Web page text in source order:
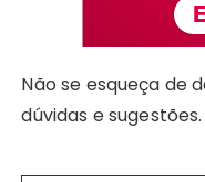
Não se esqueça de
dúvidas e sugestões.